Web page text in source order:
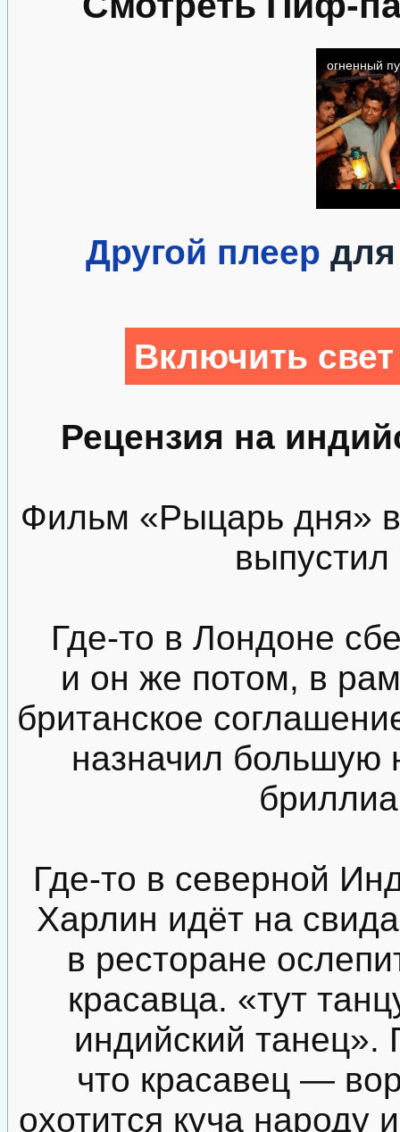
Другой плеер
Включить
Рецензия на
Фильм «Рыцарь дня»
Где-то в Лондоне
и он же потом, в
британское
назначил большую
Где-то в северной
Харлин идёт на
в ресторане
красавца. «тут
индийский танец».
что красавец —
охотится куча народу